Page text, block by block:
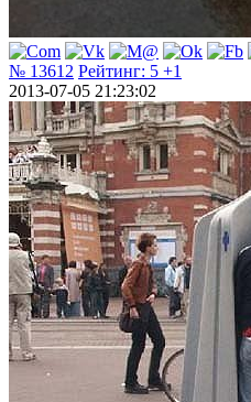
№ 13612 Рейтинг: 5 +1
2013-07-05 21:23:02